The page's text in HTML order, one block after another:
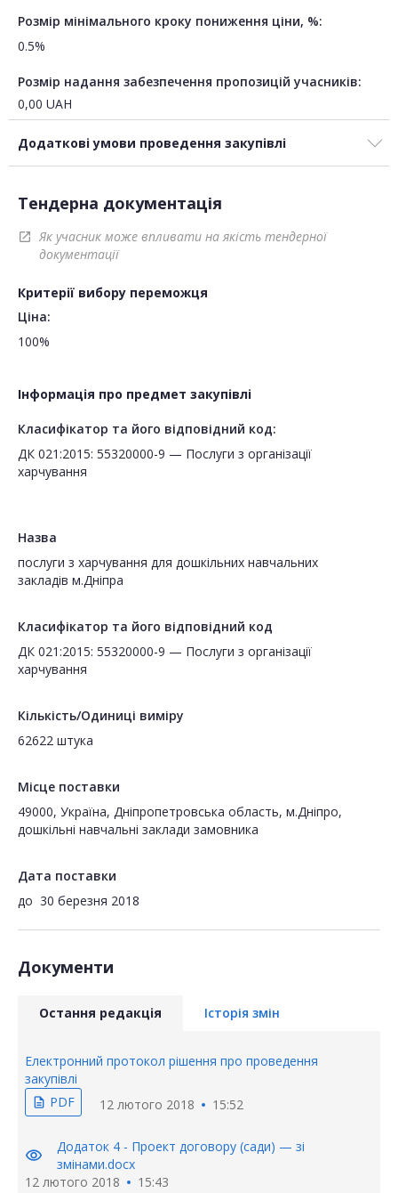
Розмір мінімального кроку пониження ціни, %:
0.5%
Розмір надання забезпечення пропозицій учасників:
0,00 UAH
Додаткові умови проведення закупівлі
Тендерна документація
open_in_new
Як учасник може впливати на якість тендерної
документації
Критерії вибору переможця
Ціна:
100%
Інформація про предмет закупівлі
Класифікатор та його відповідний код:
ДК 021:2015: 55320000-9 — Послуги з організації
харчування
Назва
послуги з харчування для дошкільних навчальних
закладів м.Дніпра
Класифікатор та його відповідний код
ДК 021:2015: 55320000-9 — Послуги з організації
харчування
Кількість/Одиниці виміру
62622 штука
Місце поставки
49000, Україна, Дніпропетровська область, м.Дніпро,
дошкільні навчальні заклади замовника
Дата поставки
до 30 березня 2018
Документи
Остання редакція Історія змін
Електронний протокол рішення про проведення
закупівлі
description PDF 12 лютого 2018 15:52
visibility
Додаток 4 - Проект договору (сади) — зі
змінами.docx
12 лютого 2018
15:43